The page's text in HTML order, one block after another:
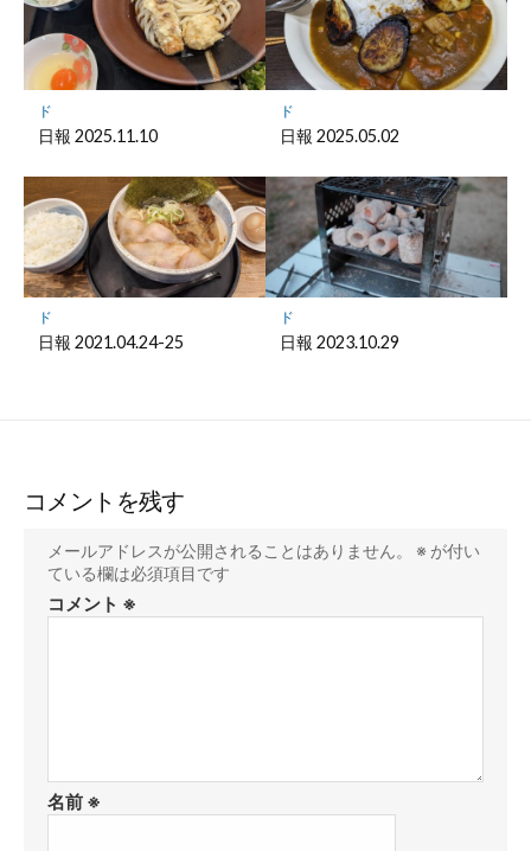
ド
日報 2025.11.10
ド
日報 2025.05.02
ド
日報 2021.04.24-25
ド
日報 2023.10.29
コメントを残す
メールアドレスが公開されることはありません。 ※ が付い
ている欄は必須項目です
コメント ※
名前 ※